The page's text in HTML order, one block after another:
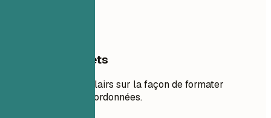
Exemples concrets
Voir des exemples clairs sur la façon de formater
efficacement vos coordonnées.